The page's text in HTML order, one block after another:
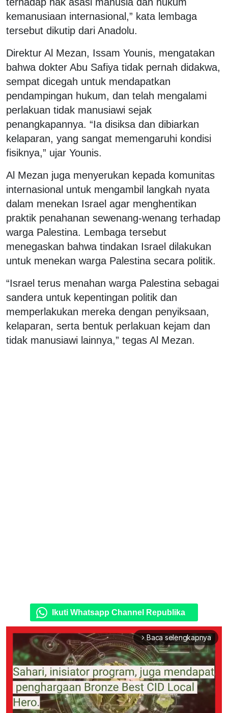
kemanusiaan internasional,” kata lembaga
tersebut dikutip dari Anadolu.
Direktur Al Mezan, Issam Younis, mengatakan
bahwa dokter Abu Safiya tidak pernah didakwa,
sempat dicegah untuk mendapatkan
pendampingan hukum, dan telah mengalami
perlakuan tidak manusiawi sejak
penangkapannya. “Ia disiksa dan dibiarkan
kelaparan, yang sangat memengaruhi kondisi
fisiknya,” ujar Younis.
Al Mezan juga menyerukan kepada komunitas
internasional untuk mengambil langkah nyata
dalam menekan Israel agar menghentikan
praktik penahanan sewenang-wenang terhadap
warga Palestina. Lembaga tersebut
menegaskan bahwa tindakan Israel dilakukan
untuk menekan warga Palestina secara politik.
“Israel terus menahan warga Palestina sebagai
sandera untuk kepentingan politik dan
memperlakukan mereka dengan penyiksaan,
kelaparan, serta bentuk perlakuan kejam dan
tidak manusiawi lainnya,” tegas Al Mezan.
Ikuti Whatsapp Channel Republika
arrow_forward_ios Baca selengkapnya